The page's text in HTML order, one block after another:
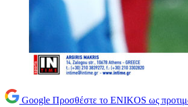
Google Προσθέστε το ENIKOS ως